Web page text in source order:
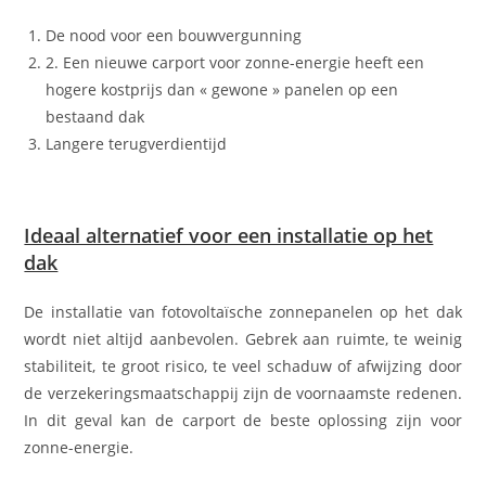
De nood voor een bouwvergunning
2. Een nieuwe carport voor zonne-energie heeft een
hogere kostprijs dan « gewone » panelen op een
bestaand dak
Langere terugverdientijd
Ideaal alternatief voor een installatie op het
dak
De installatie van fotovoltaïsche zonnepanelen op het dak
wordt niet altijd aanbevolen. Gebrek aan ruimte, te weinig
stabiliteit, te groot risico, te veel schaduw of afwijzing door
de verzekeringsmaatschappij zijn de voornaamste redenen.
In dit geval kan de carport de beste oplossing zijn voor
zonne-energie.